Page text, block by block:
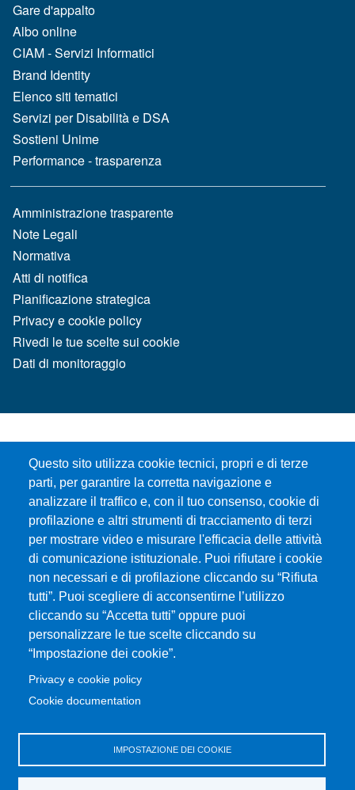
Questo sito utilizza cookie tecnici, propri e di terze
parti, per garantire la corretta navigazione e
analizzare il traffico e, con il tuo consenso, cookie di
profilazione e altri strumenti di tracciamento di terzi
per mostrare video e misurare l'efficacia delle attività
di comunicazione istituzionale. Puoi rifiutare i cookie
non necessari e di profilazione cliccando su “Rifiuta
tutti”. Puoi scegliere di acconsentirne l’utilizzo
cliccando su “Accetta tutti” oppure puoi
personalizzare le tue scelte cliccando su
“Impostazione dei cookie”.
Privacy e cookie policy
Cookie documentation
IMPOSTAZIONE DEI COOKIE
Gare d'appalto
Albo online
CIAM - Servizi Informatici
Brand Identity
Elenco siti tematici
Servizi per Disabilità e DSA
Sostieni Unime
Performance - trasparenza
MENÙ FOOTER 3
Amministrazione trasparente
Note Legali
Normativa
Atti di notifica
Pianificazione strategica
Privacy e cookie policy
Rivedi le tue scelte sui cookie
Dati di monitoraggio